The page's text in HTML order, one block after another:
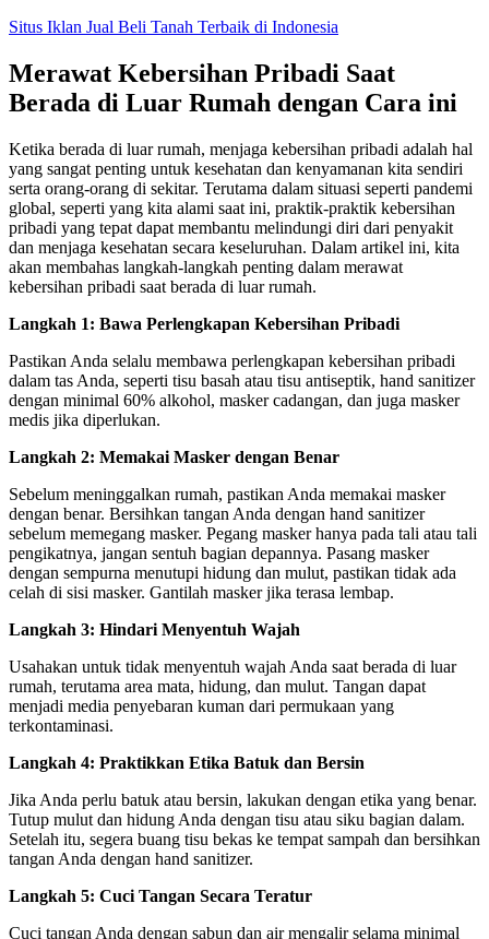
Skip
content
Situs Iklan Jual Beli Tanah Terbaik di Indonesia
Merawat Kebersihan Pribadi Saat
Berada di Luar Rumah dengan Cara ini
Ketika berada di luar rumah, menjaga kebersihan pribadi adalah hal
yang sangat penting untuk kesehatan dan kenyamanan kita sendiri
serta orang-orang di sekitar. Terutama dalam situasi seperti pandemi
global, seperti yang kita alami saat ini, praktik-praktik kebersihan
pribadi yang tepat dapat membantu melindungi diri dari penyakit
dan menjaga kesehatan secara keseluruhan. Dalam artikel ini, kita
akan membahas langkah-langkah penting dalam merawat
kebersihan pribadi saat berada di luar rumah.
Langkah 1: Bawa Perlengkapan Kebersihan Pribadi
Pastikan Anda selalu membawa perlengkapan kebersihan pribadi
dalam tas Anda, seperti tisu basah atau tisu antiseptik, hand sanitizer
dengan minimal 60% alkohol, masker cadangan, dan juga masker
medis jika diperlukan.
Langkah 2: Memakai Masker dengan Benar
Sebelum meninggalkan rumah, pastikan Anda memakai masker
dengan benar. Bersihkan tangan Anda dengan hand sanitizer
sebelum memegang masker. Pegang masker hanya pada tali atau tali
pengikatnya, jangan sentuh bagian depannya. Pasang masker
dengan sempurna menutupi hidung dan mulut, pastikan tidak ada
celah di sisi masker. Gantilah masker jika terasa lembap.
Langkah 3: Hindari Menyentuh Wajah
Usahakan untuk tidak menyentuh wajah Anda saat berada di luar
rumah, terutama area mata, hidung, dan mulut. Tangan dapat
menjadi media penyebaran kuman dari permukaan yang
terkontaminasi.
Langkah 4: Praktikkan Etika Batuk dan Bersin
Jika Anda perlu batuk atau bersin, lakukan dengan etika yang benar.
Tutup mulut dan hidung Anda dengan tisu atau siku bagian dalam.
Setelah itu, segera buang tisu bekas ke tempat sampah dan bersihkan
tangan Anda dengan hand sanitizer.
Langkah 5: Cuci Tangan Secara Teratur
Cuci tangan Anda dengan sabun dan air mengalir selama minimal